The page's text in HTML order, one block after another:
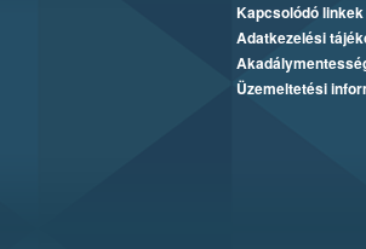
Kapcsolódó linkek
Adatkezelési
Üzemeltetési